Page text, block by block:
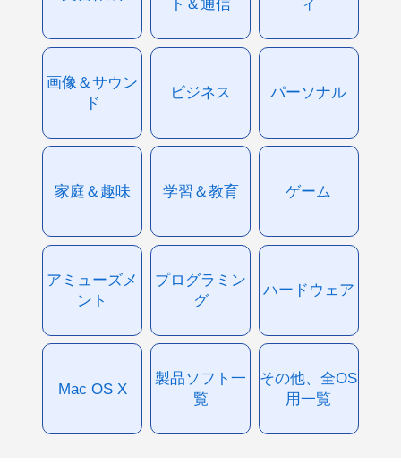
ト＆通信
ィ
画像＆サウン
ド
ビジネス パーソナル
家庭＆趣味 学習＆教育 ゲーム
アミューズメ
ント
プログラミン
グ
ハードウェア
Mac OS X
製品ソフト一
覧
その他、全OS
用一覧